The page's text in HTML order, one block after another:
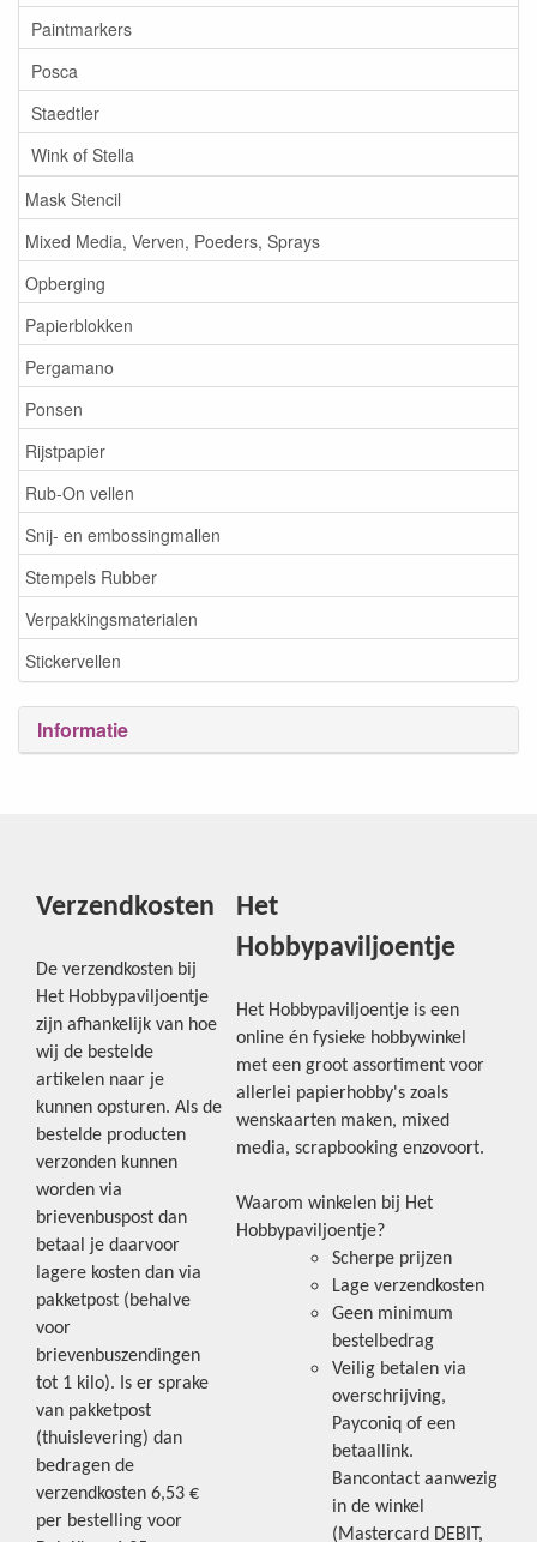
Paintmarkers
Posca
Staedtler
Wink of Stella
Mask Stencil
Mixed Media, Verven, Poeders, Sprays
Opberging
Papierblokken
Pergamano
Ponsen
Rijstpapier
Rub-On vellen
Snij- en embossingmallen
Stempels Rubber
Verpakkingsmaterialen
Stickervellen
Informatie
Verzendkosten
De verzendkosten bij
Het Hobbypaviljoentje
zijn afhankelijk van hoe
wij de bestelde
artikelen naar je
kunnen opsturen. Als de
bestelde producten
verzonden kunnen
worden via
brievenbuspost dan
betaal je daarvoor
lagere kosten dan via
pakketpost (behalve
voor
brievenbuszendingen
tot 1 kilo). Is er sprake
van pakketpost
(thuislevering) dan
bedragen de
verzendkosten 6,53 €
per bestelling voor
Het
Hobbypaviljoentje
Het Hobbypaviljoentje is een
online én fysieke hobbywinkel
met een groot assortiment voor
allerlei papierhobby's zoals
wenskaarten maken, mixed
media, scrapbooking enzovoort.
Waarom winkelen bij Het
Hobbypaviljoentje?
Scherpe prijzen
Lage verzendkosten
Geen minimum
bestelbedrag
Veilig betalen via
overschrijving,
Payconiq of een
betaallink.
Bancontact aanwezig
in de winkel
(Mastercard DEBIT,